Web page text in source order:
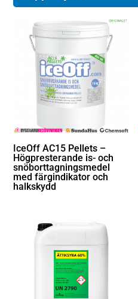
IceOff AC15 Pellets –
Högpresterande is- och
snöborttagningsmedel
med färgindikator och
halkskydd